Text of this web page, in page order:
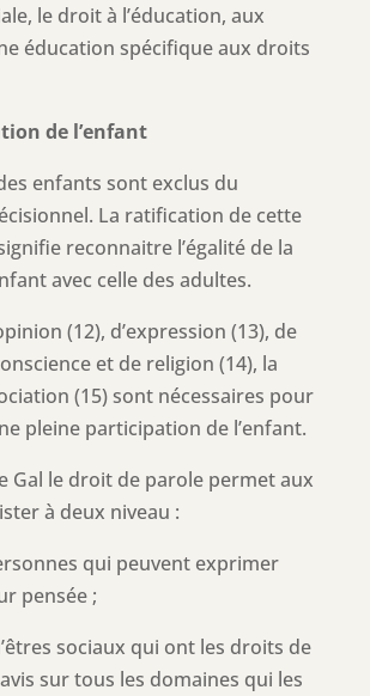
le droit à l’éducation, aux
éducation spécifique aux droits
de l’enfant
enfants sont exclus du
La ratification de cette
reconnaitre l’égalité de la
avec celle des adultes.
(12), d’expression (13), de
et de religion (14), la
(15) sont nécessaires pour
pleine participation de l’enfant.
Gal le droit de parole permet aux
à deux niveau :
qui peuvent exprimer
pensée ;
sociaux qui ont les droits de
sur tous les domaines qui les